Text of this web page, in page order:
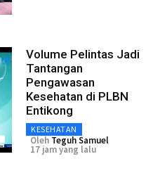
Volume Pelintas Jadi
Tantangan
Pengawasan
Kesehatan di PLBN
Entikong
KESEHATAN
Oleh Teguh Samuel
17 jam yang lalu